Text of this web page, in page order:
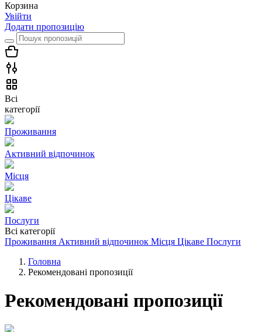
Корзина
Увійти
Додати пропозицію
Всі
категорії
Проживання
Активний відпочинок
Місця
Цікаве
Послуги
Всі категорії
Проживання Активний відпочинок Місця Цікаве Послуги
Головна
Рекомендовані пропозиції
Рекомендовані пропозиції